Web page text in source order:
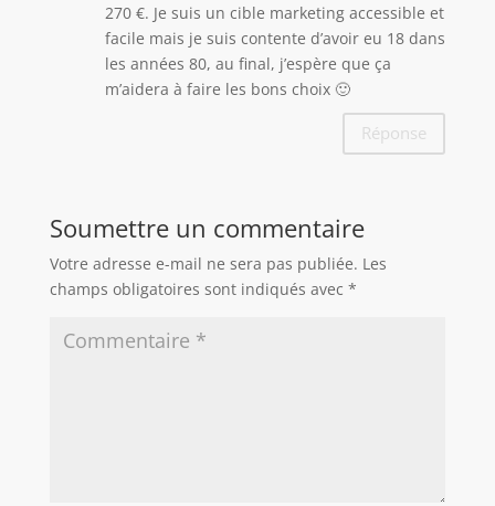
270 €. Je suis un cible marketing accessible et
facile mais je suis contente d’avoir eu 18 dans
les années 80, au final, j’espère que ça
m’aidera à faire les bons choix 🙂
Réponse
Soumettre un commentaire
Votre adresse e-mail ne sera pas publiée. Les
champs obligatoires sont indiqués avec *